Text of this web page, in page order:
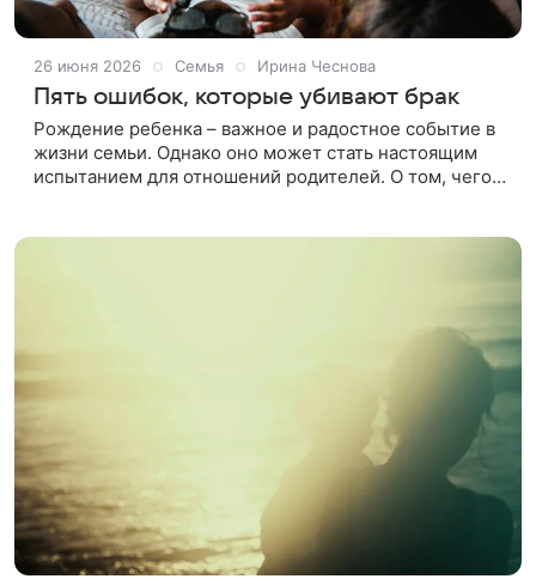
26 июня 2026 Семья Ирина Чеснова
Пять ошибок, которые убивают брак
Рождение ребенка – важное и радостное событие в
жизни семьи. Однако оно может стать настоящим
испытанием для отношений родителей. О том, чего